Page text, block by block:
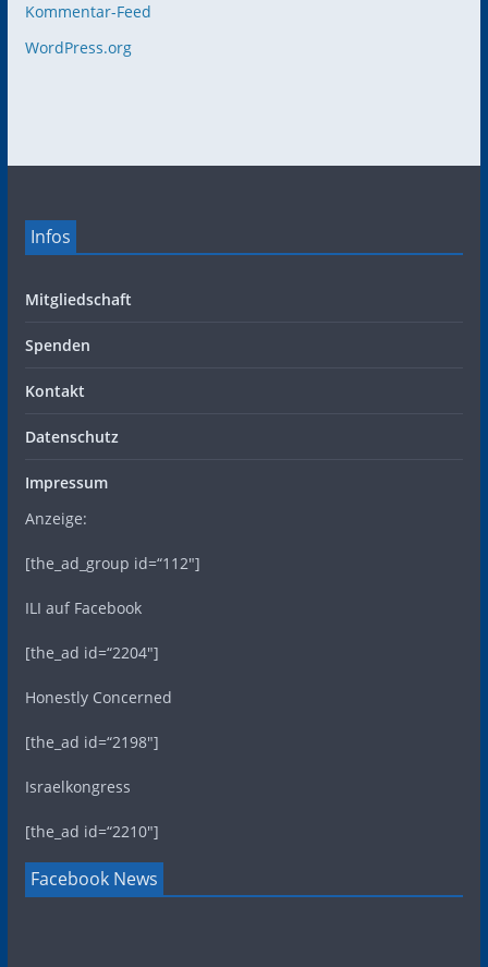
Kommentar-Feed
WordPress.org
Infos
Mitgliedschaft
Spenden
Kontakt
Datenschutz
Impressum
Anzeige:
[the_ad_group id=“112″]
ILI auf Facebook
[the_ad id=“2204″]
Honestly Concerned
[the_ad id=“2198″]
Israelkongress
[the_ad id=“2210″]
Facebook News